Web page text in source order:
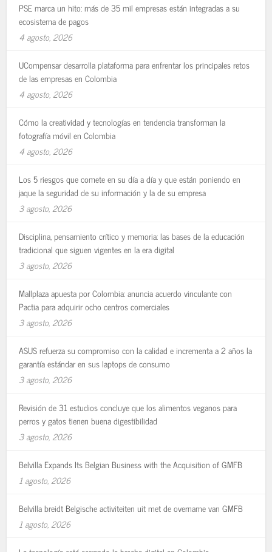
PSE marca un hito: más de 35 mil empresas están integradas a su
ecosistema de pagos
4 agosto, 2026
UCompensar desarrolla plataforma para enfrentar los principales retos
de las empresas en Colombia
4 agosto, 2026
Cómo la creatividad y tecnologías en tendencia transforman la
fotografía móvil en Colombia
4 agosto, 2026
Los 5 riesgos que comete en su día a día y que están poniendo en
jaque la seguridad de su información y la de su empresa
3 agosto, 2026
Disciplina, pensamiento crítico y memoria: las bases de la educación
tradicional que siguen vigentes en la era digital
3 agosto, 2026
Mallplaza apuesta por Colombia: anuncia acuerdo vinculante con
Pactia para adquirir ocho centros comerciales
3 agosto, 2026
ASUS refuerza su compromiso con la calidad e incrementa a 2 años la
garantía estándar en sus laptops de consumo
3 agosto, 2026
Revisión de 31 estudios concluye que los alimentos veganos para
perros y gatos tienen buena digestibilidad
3 agosto, 2026
Belvilla Expands Its Belgian Business with the Acquisition of GMFB
1 agosto, 2026
Belvilla breidt Belgische activiteiten uit met de overname van GMFB
1 agosto, 2026